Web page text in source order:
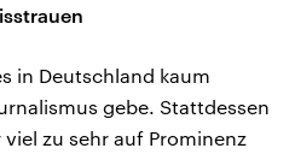
in Deutschland kaum
gebe. Stattdessen
zu sehr auf Prominenz